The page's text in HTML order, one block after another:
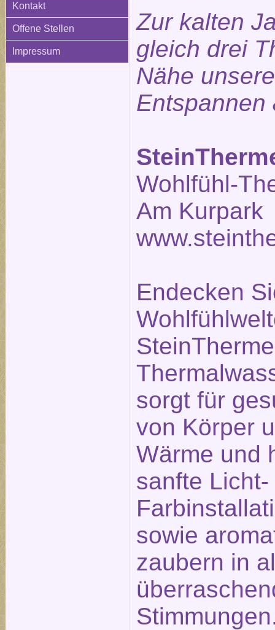
Kontakt
Offene Stellen
Impressum
Zur kalten
gleich drei
Nähe
Entspannen
Wohlfühl-
Am
Endecken
sorgt für
von Körper
Wärme und
sanfte Licht-
sowie
zaubern in